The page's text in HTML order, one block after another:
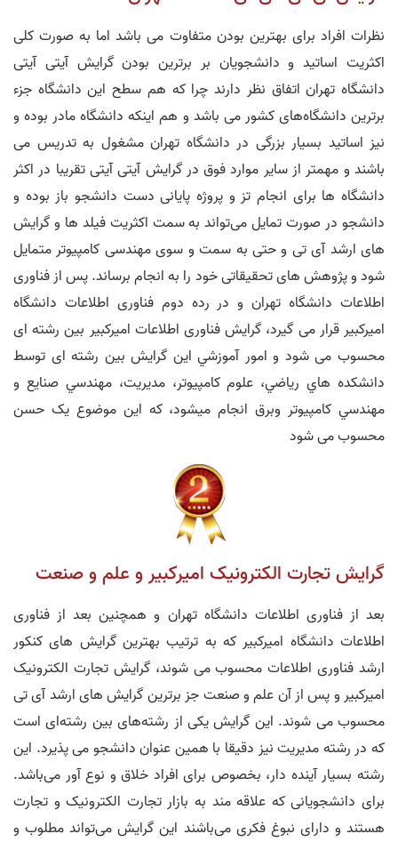
نظرات افراد برای بهترین بودن متفاوت می باشد اما به صورت کلی
اکثریت اساتید و دانشجویان بر برترین بودن گرایش آیتی آیتی
دانشگاه تهران اتفاق نظر دارند چرا که هم سطح این دانشگاه جزء
برترین دانشگاه‌های کشور می باشد و هم اینکه دانشگاه مادر بوده و
نیز اساتید بسیار بزرگی در دانشگاه تهران مشغول به تدریس می
باشند و مهمتر از سایر موارد فوق در گرایش آیتی آیتی تقریبا در اکثر
دانشگاه ها برای انجام تز و پروژه پایانی دست دانشجو باز بوده و
دانشجو در صورت تمایل می‌تواند به سمت اکثریت فیلد ها و گرایش
های ارشد آی تی و حتی به سمت و سوی مهندسی کامپیوتر متمایل
شود و پژوهش های تحقیقاتی خود را به انجام برساند. پس از فناوری
اطلاعات دانشگاه تهران و در رده دوم فناوری اطلاعات دانشگاه
امیرکبیر قرار می گیرد، گرایش فناوری اطلاعات امیرکبیر بین رشته ای
محسوب می شود و امور آموزشي اين گرايش بین رشته ای توسط
دانشكده هاي رياضي، علوم كامپيوتر، مديريت، مهندسي صنايع و
مهندسي كامپيوتر وبرق انجام ميشود، که این موضوع یک حسن
محسوب می شود
گرایش تجارت الکترونیک امیرکبیر و علم و صنعت
بعد از فناوری اطلاعات دانشگاه تهران و همچنین بعد از فناوری
اطلاعات دانشگاه امیرکبیر که به ترتیب بهترین گرایش های کنکور
ارشد فناوری اطلاعات محسوب می شوند، گرایش تجارت الکترونیک
امیرکبیر و پس از آن علم و صنعت جز برترین گرایش های ارشد آی تی
محسوب می شوند. این گرایش یکی از رشته‌های بین رشته‌ای است
که در رشته مدیریت نیز دقیقا با همین عنوان دانشجو می‌ پذیرد. این
رشته بسیار آینده دار، بخصوص برای افراد خلاق و نوع آور می‌باشد.
برای دانشجویانی که علاقه مند به بازار تجارت الکترونیک و تجارت
هستند و دارای نبوغ فکری می‌باشند این گرایش می‌تواند مطلوب و